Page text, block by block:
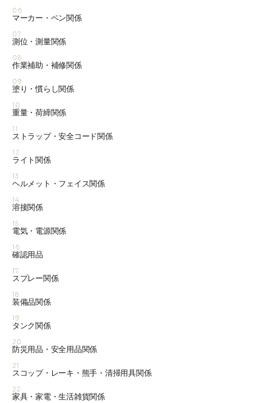
06
マーカー・ペン関係
07
測位・測量関係
08
作業補助・補修関係
09
塗り・慣らし関係
10
重量・荷締関係
11
ストラップ・安全コード関係
12
ライト関係
13
ヘルメット・フェイス関係
14
溶接関係
15
電気・電源関係
16
確認用品
17
スプレー関係
18
装備品関係
19
タンク関係
20
防災用品・安全用品関係
21
スコップ・レーキ・熊手・清掃用具関係
22
家具・家電・生活雑貨関係